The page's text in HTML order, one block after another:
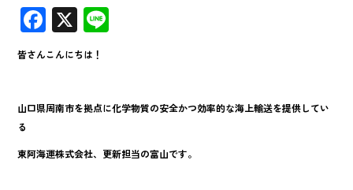
F
ac
e
b
o
o
k
X
皆さんこんにちは！
山口県周南市を拠点に化学物質の安全かつ効率的な海上輸送を提供してい
る
東阿海運株式会社、更新担当の富山です。